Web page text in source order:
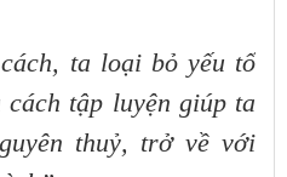
ta loại bỏ yếu tố
tập luyện giúp ta
thuỷ, trở về với